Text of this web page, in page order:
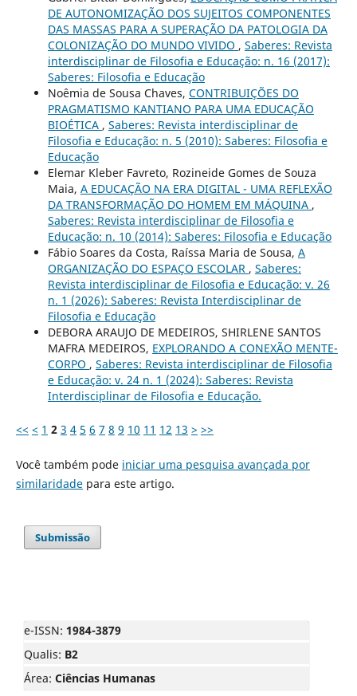
DE AUTONOMIZAÇÃO DOS SUJEITOS COMPONENTES
DAS MASSAS PARA A SUPERAÇÃO DA PATOLOGIA DA
COLONIZAÇÃO DO MUNDO VIVIDO , Saberes: Revista
interdisciplinar de Filosofia e Educação: n. 16 (2017):
Saberes: Filosofia e Educação
Noêmia de Sousa Chaves, CONTRIBUIÇÕES DO
PRAGMATISMO KANTIANO PARA UMA EDUCAÇÃO
BIOÉTICA , Saberes: Revista interdisciplinar de
Filosofia e Educação: n. 5 (2010): Saberes: Filosofia e
Educação
Elemar Kleber Favreto, Rozineide Gomes de Souza
Maia, A EDUCAÇÃO NA ERA DIGITAL - UMA REFLEXÃO
DA TRANSFORMAÇÃO DO HOMEM EM MÁQUINA ,
Saberes: Revista interdisciplinar de Filosofia e
Educação: n. 10 (2014): Saberes: Filosofia e Educação
Fábio Soares da Costa, Raíssa Maria de Sousa, A
ORGANIZAÇÃO DO ESPAÇO ESCOLAR , Saberes:
Revista interdisciplinar de Filosofia e Educação: v. 26
n. 1 (2026): Saberes: Revista Interdisciplinar de
Filosofia e Educação
DEBORA ARAUJO DE MEDEIROS, SHIRLENE SANTOS
MAFRA MEDEIROS, EXPLORANDO A CONEXÃO MENTE-
CORPO , Saberes: Revista interdisciplinar de Filosofia
e Educação: v. 24 n. 1 (2024): Saberes: Revista
Interdisciplinar de Filosofia e Educação.
<< < 1 2 3 4 5 6 7 8 9 10 11 12 13 > >>
Você também pode iniciar uma pesquisa avançada por
similaridadepara este artigo.
Submissão
e-ISSN: 1984-3879
Qualis: B2
Área: Ciências Humanas